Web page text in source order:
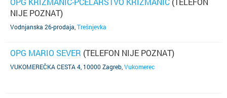
NIJE POZNAT)
Vodnjanska 26-prodaja Trešnjevka
OPG MARIO SEVER (TELEFON NIJE POZNAT)
VUKOMEREČKA CESTA 4, 10000 Zagreb Vukomerec